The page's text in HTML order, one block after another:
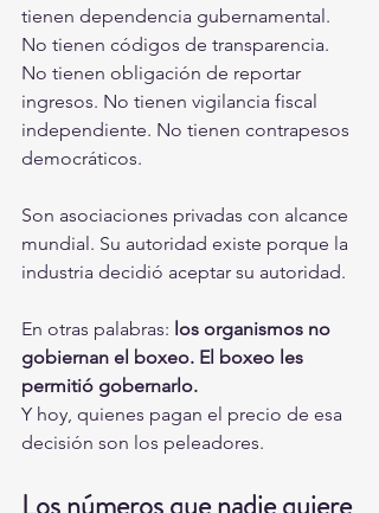
tienen dependencia gubernamental.
No tienen códigos de transparencia.
No tienen obligación de reportar
ingresos. No tienen vigilancia fiscal
independiente. No tienen contrapesos
democráticos.
Son asociaciones privadas con alcance
mundial. Su autoridad existe porque la
industria decidió aceptar su autoridad.
En otras palabras: los organismos no
gobiernan el boxeo. El boxeo les
permitió gobernarlo.
Y hoy, quienes pagan el precio de esa
decisión son los peleadores.